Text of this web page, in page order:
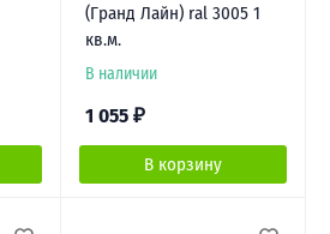
(Гранд Лайн) ral 3005 1
кв.м.
В наличии
1 055 ₽
В корзину